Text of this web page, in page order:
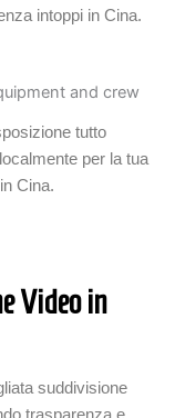
intoppi in Cina.
tutto
per la tua
Cina.
Video in
suddivisione